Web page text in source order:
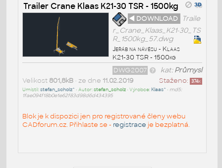
Trailer Crane Klaas K21-30 TSR - 1500kg
◄ DOWNLOAD
Traile
r_Crane_Klaas_K21-30_TS
R_1500kg_57.dwg
Jeřáb na návěsu - Klaas
K21-30 TSR - 1500kg
kat:Průmysl
DWG2007
Staženo: 374x
Velikost 801,8kB• ze dne 11.02.2019
Umístil:stefan_scholz^ • Autor:stefan_scholz• Výrobce: Klaas^ • md5:
1fae094f18b0e1e62f83d98d6d434395
Blok je k dispozici jen pro registrované členy webu
CADforum.cz. Přihlaste se - registrace je bezplatná.